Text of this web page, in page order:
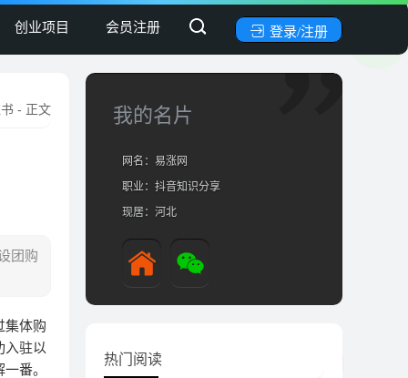
创业项目 会员注册 登录/注册
- 正文
团购
集体购
入驻以
番。
我的名片
网名：易涨网
职业：抖音知识分享
现居：河北
热门阅读